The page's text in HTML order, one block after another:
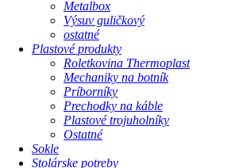
Metalbox
Výsuv guličkový
ostatné
Plastové produkty
Roletkovina Thermoplast
Mechaniky na botník
Príborníky
Prechodky na káble
Plastové trojuholníky
Ostatné
Sokle
Stolárske potreby